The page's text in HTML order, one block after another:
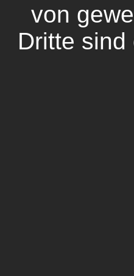
von
Dritte